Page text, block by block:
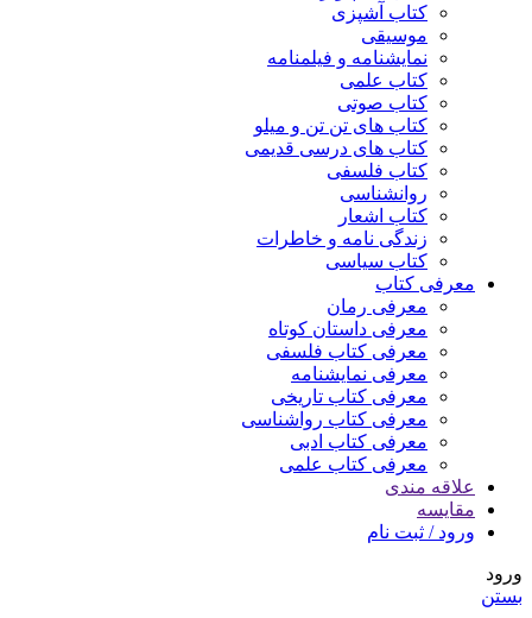
کتاب آشپزی
موسیقی
نمایشنامه و فیلمنامه
کتاب علمی
کتاب صوتی
کتاب های تن تن و میلو
کتاب های درسی قدیمی
کتاب فلسفی
روانشناسی
کتاب اشعار
زندگی نامه و خاطرات
کتاب سیاسی
معرفی کتاب
معرفی رمان
معرفی داستان کوتاه
معرفی کتاب فلسفی
معرفی نمایشنامه
معرفی کتاب تاریخی
معرفی کتاب رواشناسی
معرفی کتاب ادبی
معرفی کتاب علمی
علاقه مندی
مقایسه
ورود / ثبت نام
ورود
بستن